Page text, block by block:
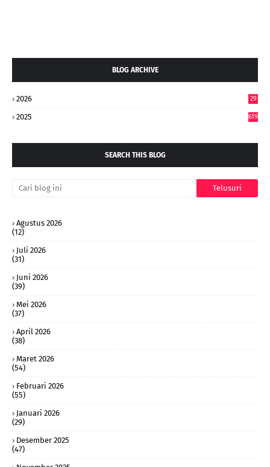
BLOG ARCHIVE
2026
29
2025 619
SEARCH THIS BLOG
Agustus 2026
(12)
Juli 2026
(31)
Juni 2026
(39)
Mei 2026
(37)
April 2026
(38)
Maret 2026
(54)
Februari 2026
(55)
Januari 2026
(29)
Desember 2025
(47)